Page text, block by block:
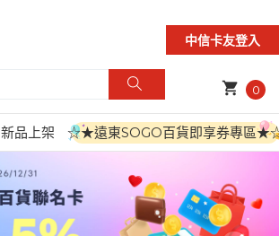
中信卡友登入
shopping_cart 0
新品上架 ☆★遠東SOGO百貨即享券專區